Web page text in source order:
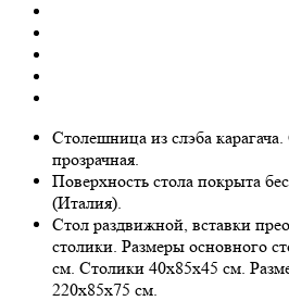
Столешница из слэба
прозрачная.
Поверхность стола покрыта
(Италия).
Стол раздвижной, вставки
столики. Размеры основного
см. Столики 40х85х45 см.
220х85х75 см.